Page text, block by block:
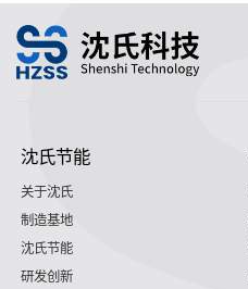
沈氏节能
关于沈氏
制造基地
沈氏节能
研发创新